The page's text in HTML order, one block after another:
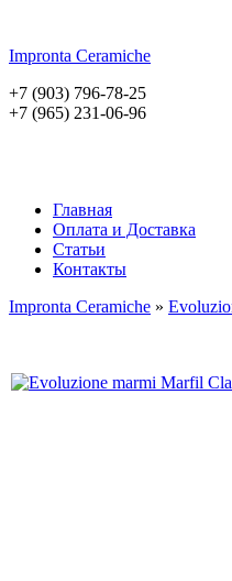
Impronta Ceramiche
+7 (903) 796-78-25
+7 (965) 231-06-96
Главная
Оплата и Доставка
Статьи
Контакты
Impronta Ceramiche »